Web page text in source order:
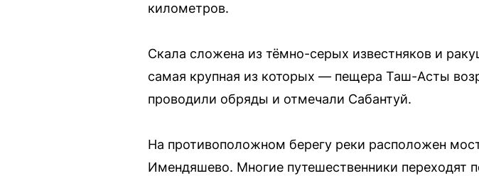
километров.
Скала сложена из тёмно-серых известняков и
самая крупная из которых — пещера Таш-Асты
проводили обряды и отмечали Сабантуй.
На противоположном берегу реки расположен
Имендяшево. Многие путешественники переходят